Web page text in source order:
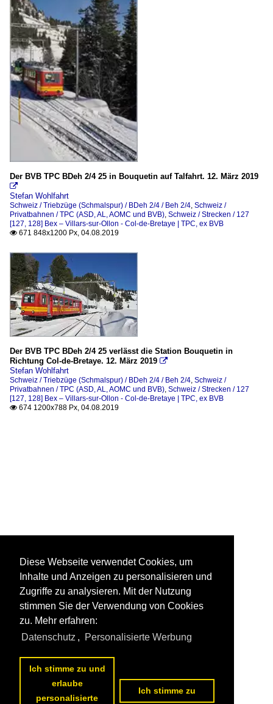
Der BVB TPC BDeh 2/4 25 in Bouquetin auf Talfahrt. 12. März 2019

Stefan Wohlfahrt
Schweiz / Triebzüge (Schmalspur) / BDeh 2/4 / Beh 2/4, Schweiz /
Privatbahnen / TPC (ASD, AL, AOMC und BVB), Schweiz / Strecken / 127
[127, 128] Bex – Villars-sur-Ollon - Col-de-Bretaye | TPC, ex BVB
 671 848x1200 Px, 04.08.2019
Der BVB TPC BDeh 2/4 25 verlässt die Station Bouquetin in
Richtung Col-de-Bretaye. 12. März 2019 
Stefan Wohlfahrt
Schweiz / Triebzüge (Schmalspur) / BDeh 2/4 / Beh 2/4, Schweiz /
Privatbahnen / TPC (ASD, AL, AOMC und BVB), Schweiz / Strecken / 127
[127, 128] Bex – Villars-sur-Ollon - Col-de-Bretaye | TPC, ex BVB
 674 1200x788 Px, 04.08.2019
Diese Webseite verwendet Cookies, um
Inhalte und Anzeigen zu personalisieren und
Zugriffe zu analysieren. Mit der Nutzung
stimmen Sie der Verwendung von Cookies
zu. Mehr erfahren:
Datenschutz , Personalisierte Werbung
Ich stimme zu und
erlaube
personalisierte
Ich stimme zu